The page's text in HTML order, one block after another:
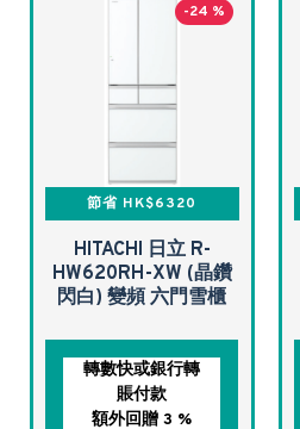
-24 %
節省 HK$6320
HITACHI 日立 R-
HW620RH-XW (晶鑽
閃白) 變頻 六門雪櫃
轉數快或銀行轉
賬付款
額外回贈 3 %